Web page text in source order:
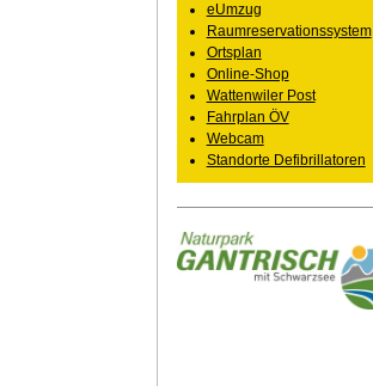
eUmzug
Raumreservationssystem
Ortsplan
Online-Shop
Wattenwiler Post
Fahrplan ÖV
Webcam
Standorte Defibrillatoren